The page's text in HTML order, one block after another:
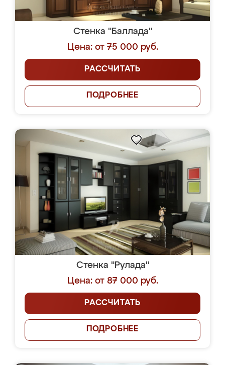
Стенка "Баллада"
Цена: от 75 000 руб.
РАССЧИТАТЬ
ПОДРОБНЕЕ
Стенка "Рулада"
Цена: от 87 000 руб.
РАССЧИТАТЬ
ПОДРОБНЕЕ